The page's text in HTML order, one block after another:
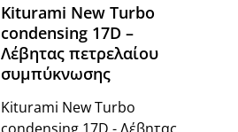
Kiturami New Turbo
condensing 17D –
Λέβητας πετρελαίου
συμπύκνωσης
Kiturami New Turbo